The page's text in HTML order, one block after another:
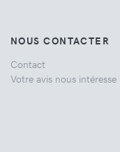
NOUS CONTACTER
Contact
Votre avis nous intéresse